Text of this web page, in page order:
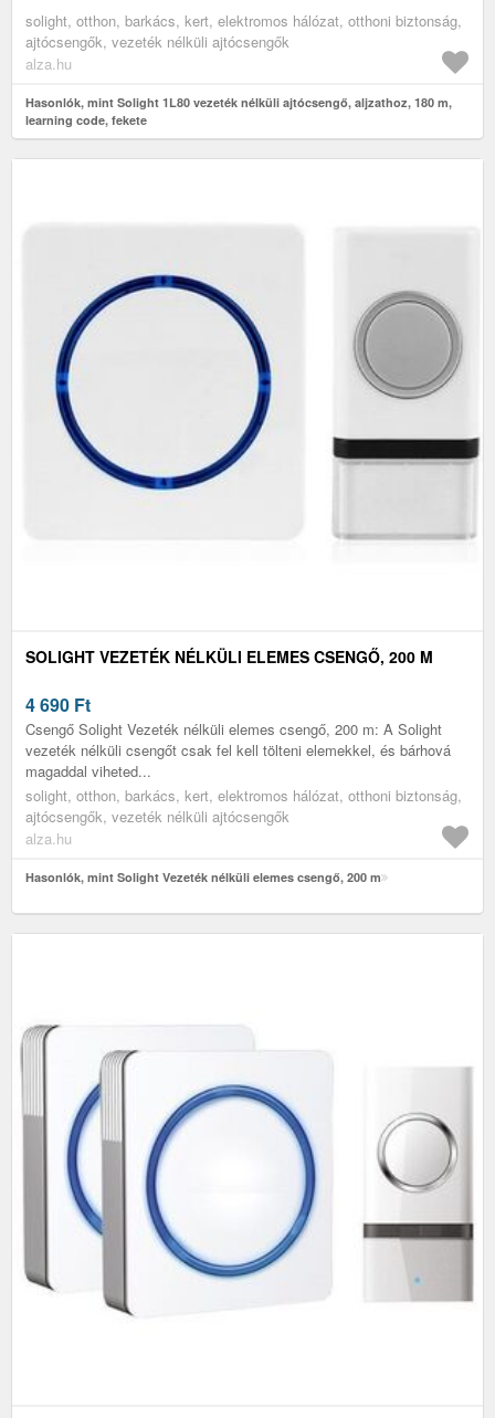
solight, otthon, barkács, kert, elektromos hálózat, otthoni biztonság,
ajtócsengők, vezeték nélküli ajtócsengők
alza.hu
Hasonlók, mint Solight 1L80 vezeték nélküli ajtócsengő, aljzathoz, 180 m,
learning code, fekete
SOLIGHT VEZETÉK NÉLKÜLI ELEMES CSENGŐ, 200 M
4 690 Ft
Csengő Solight Vezeték nélküli elemes csengő, 200 m: A Solight
vezeték nélküli csengőt csak fel kell tölteni elemekkel, és bárhová
magaddal viheted...
solight, otthon, barkács, kert, elektromos hálózat, otthoni biztonság,
ajtócsengők, vezeték nélküli ajtócsengők
alza.hu
Hasonlók, mint Solight Vezeték nélküli elemes csengő, 200 m